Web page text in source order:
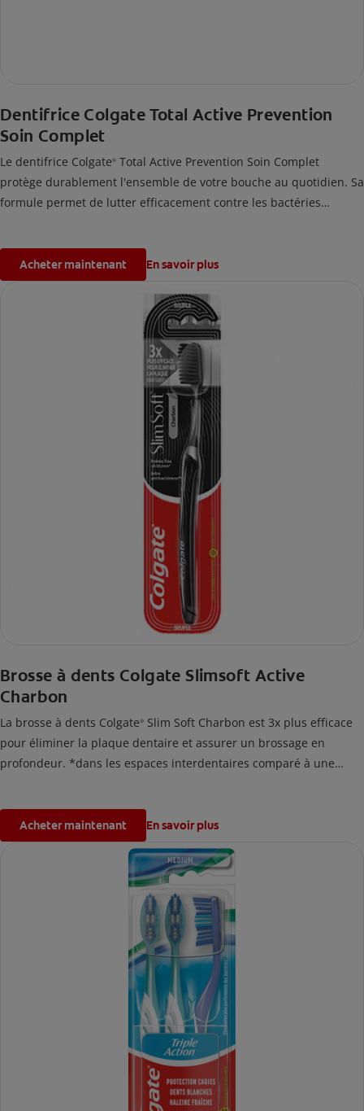
Dentifrice Colgate Total Active Prevention
Soin Complet
Le dentifrice Colgate® Total Active Prevention Soin Complet
protège durablement l'ensemble de votre bouche au quotidien. Sa
formule permet de lutter efficacement contre les bactéries
Acheter maintenant En savoir plus
Brosse à dents Colgate Slimsoft Active
Charbon
La brosse à dents Colgate® Slim Soft Charbon est 3x plus efficace
pour éliminer la plaque dentaire et assurer un brossage en
profondeur. *dans les espaces interdentaires comparé à une
Acheter maintenant En savoir plus